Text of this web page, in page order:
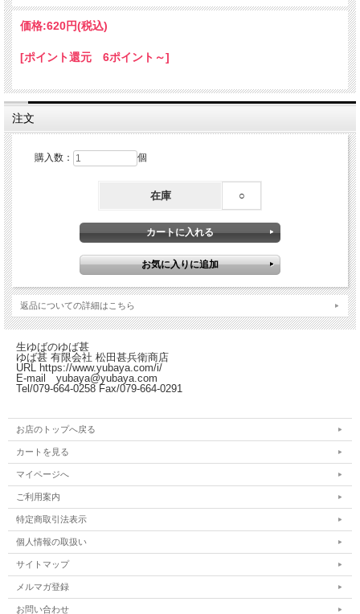
価格:620円(税込)
[ポイント還元 6ポイント～]
注文
購入数： 個
在庫 ○
返品についての詳細はこちら
生ゆばのゆば甚
ゆば甚 有限会社 松田甚兵衛商店
URL https://www.yubaya.com/i/
E-mail yubaya@yubaya.com
Tel/079-664-0258 Fax/079-664-0291
お店のトップへ戻る
カートを見る
マイページへ
ご利用案内
特定商取引法表示
個人情報の取扱い
サイトマップ
メルマガ登録
お問い合わせ